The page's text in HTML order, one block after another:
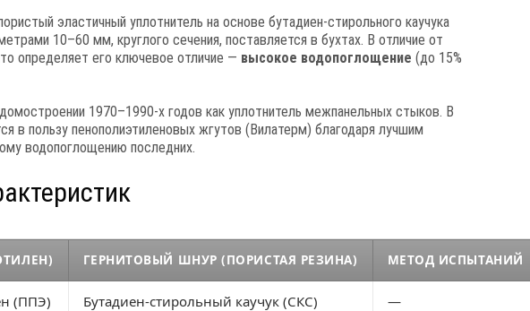
эластичный уплотнитель на основе бутадиен-стирольного каучука
10–60 мм, круглого сечения, поставляется в бухтах. В отличие от
определяет его ключевое отличие — высокое водопоглощение (до 15%
1970–1990-х годов как уплотнитель межпанельных стыков. В
в пользу пенополиэтиленовых жгутов (Вилатерм) благодаря лучшим
водопоглощению последних.
ГЕРНИТОВЫЙ ШНУР (ПОРИСТАЯ РЕЗИНА) МЕТОД ИСПЫТАНИЙ
(ППЭ) Бутадиен-стирольный каучук (СКС) —